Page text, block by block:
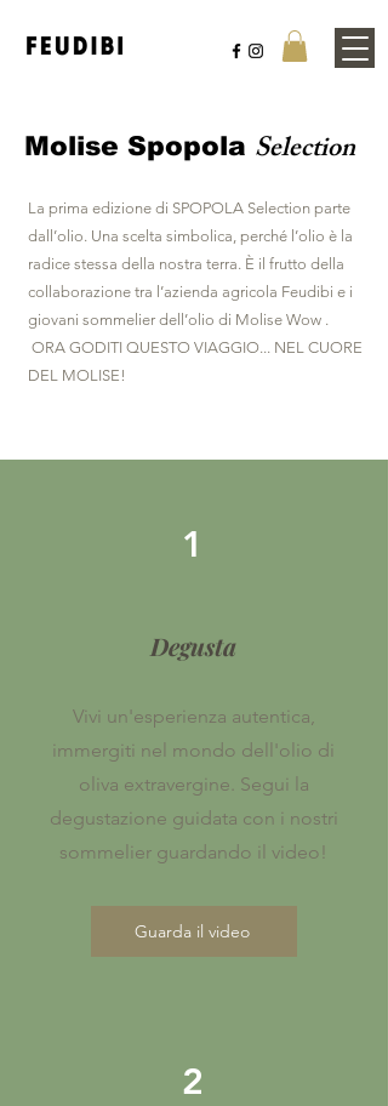
Molise Spopola Selection
La prima edizione di SPOPOLA Selection parte
dall’olio. Una scelta simbolica, perché l’olio è la
radice stessa della nostra terra. È il frutto della
collaborazione tra l’azienda agricola Feudibi e i
giovani sommelier dell’olio di Molise Wow .
ORA GODITI QUESTO VIAGGIO... NEL CUORE
DEL MOLISE!
1
Degusta
Vivi un'esperienza autentica,
immergiti nel mondo dell'olio di
oliva extravergine. Segui la
degustazione guidata con i nostri
sommelier guardando il video!
Guarda il video
2